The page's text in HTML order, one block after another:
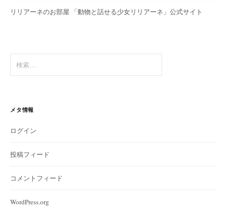
リリアーネのお部屋 「動物と話せる少女リリアーネ」公式サイト
索:
メタ情報
ログイン
投稿フィード
コメントフィード
WordPress.org